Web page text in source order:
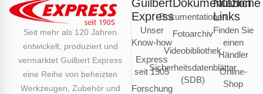
Seit mehr als 120 Jahren
entwickelt, produziert und
vermarktet Guilbert Express
eine Reihe von beheizten
Werkzeugen, Zubehör und
Guilbert
Express
Unser
Know-how
Express
seit 1905
Forschung
Dokumentation
Dokumentationen
Fotoarchiv
Videobibliothek
Sicherheitsdatenblätter
(SDB)
Nützliche
Links
Finden Sie
einen
Händler
Online-
Shop